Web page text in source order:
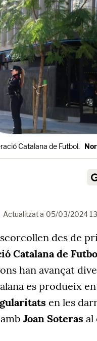
Catalana de Futbol.
Actualitzat a 05/03/2024
des de
Catalana de
han avançat
es produeix
en les
Joan Soteras al